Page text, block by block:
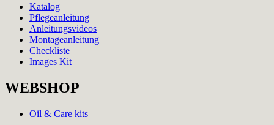
Katalog
Pflegeanleitung
Anleitungsvideos
Montageanleitung
Checkliste
Images Kit
WEBSHOP
Oil & Care kits